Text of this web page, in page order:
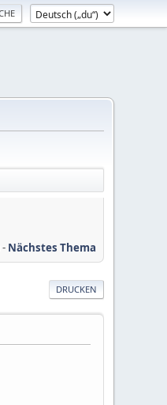
- Nächstes Thema
DRUCKEN